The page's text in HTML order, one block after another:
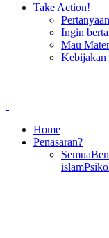
Take Action!
Ingin
Mau
Kebijakan
Home
Penasaran?
Semua
islam